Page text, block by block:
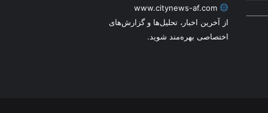
www.citynews-af.com
از آخرین اخبار، تحلیل‌ها و گزارش‌های
اختصاصی بهره‌مند شوید.